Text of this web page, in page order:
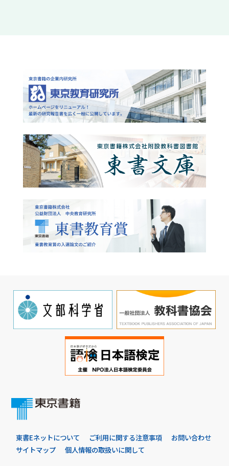
東書Eネットについて ご利用に関する注意事項
お問い合わせ
サイトマップ
個人情報の取扱いに関して